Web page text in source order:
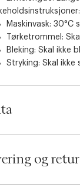
Maskinvask: 30°C
Tørketrommel:
Bleking: Skal ikke
Stryking: Skal ikke
2222002703798
Size: XS
og retur